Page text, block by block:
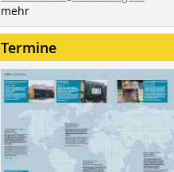
mehr
Termine